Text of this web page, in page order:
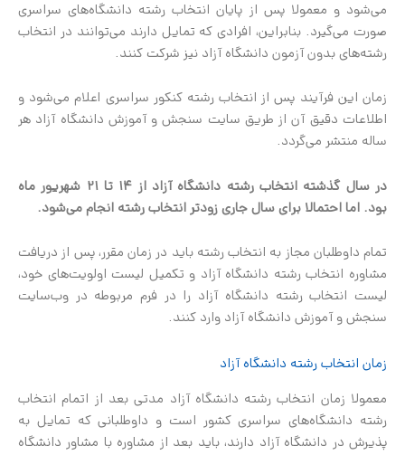
می‌شود و معمولا پس از پایان انتخاب رشته دانشگاه‌های سراسری
صورت می‌گیرد. بنابراین، افرادی که تمایل دارند می‌توانند در انتخاب
رشته‌های بدون آزمون دانشگاه آزاد نیز شرکت کنند.
زمان این فرآیند پس از انتخاب رشته کنکور سراسری اعلام می‌شود و
اطلاعات دقیق آن از طریق سایت سنجش و آموزش دانشگاه آزاد هر
ساله منتشر می‌گردد.
در سال گذشته انتخاب رشته دانشگاه آزاد از 14 تا 21 شهریور ماه
بود. اما احتمالا برای سال جاری زودتر انتخاب رشته انجام می‌شود.
تمام داوطلبان مجاز به انتخاب رشته باید در زمان مقرر، پس از دریافت
مشاوره انتخاب رشته دانشگاه آزاد و تکمیل لیست اولویت‌های خود،
لیست انتخاب رشته دانشگاه آزاد را در فرم مربوطه در وب‌سایت
سنجش و آموزش دانشگاه آزاد وارد کنند.
زمان انتخاب رشته دانشگاه آزاد
معمولا زمان انتخاب رشته دانشگاه آزاد مدتی بعد از اتمام انتخاب
رشته دانشگاه‌های سراسری کشور است و داوطلبانی که تمایل به
پذیرش در دانشگاه آزاد دارند، باید بعد از مشاوره با مشاور دانشگاه